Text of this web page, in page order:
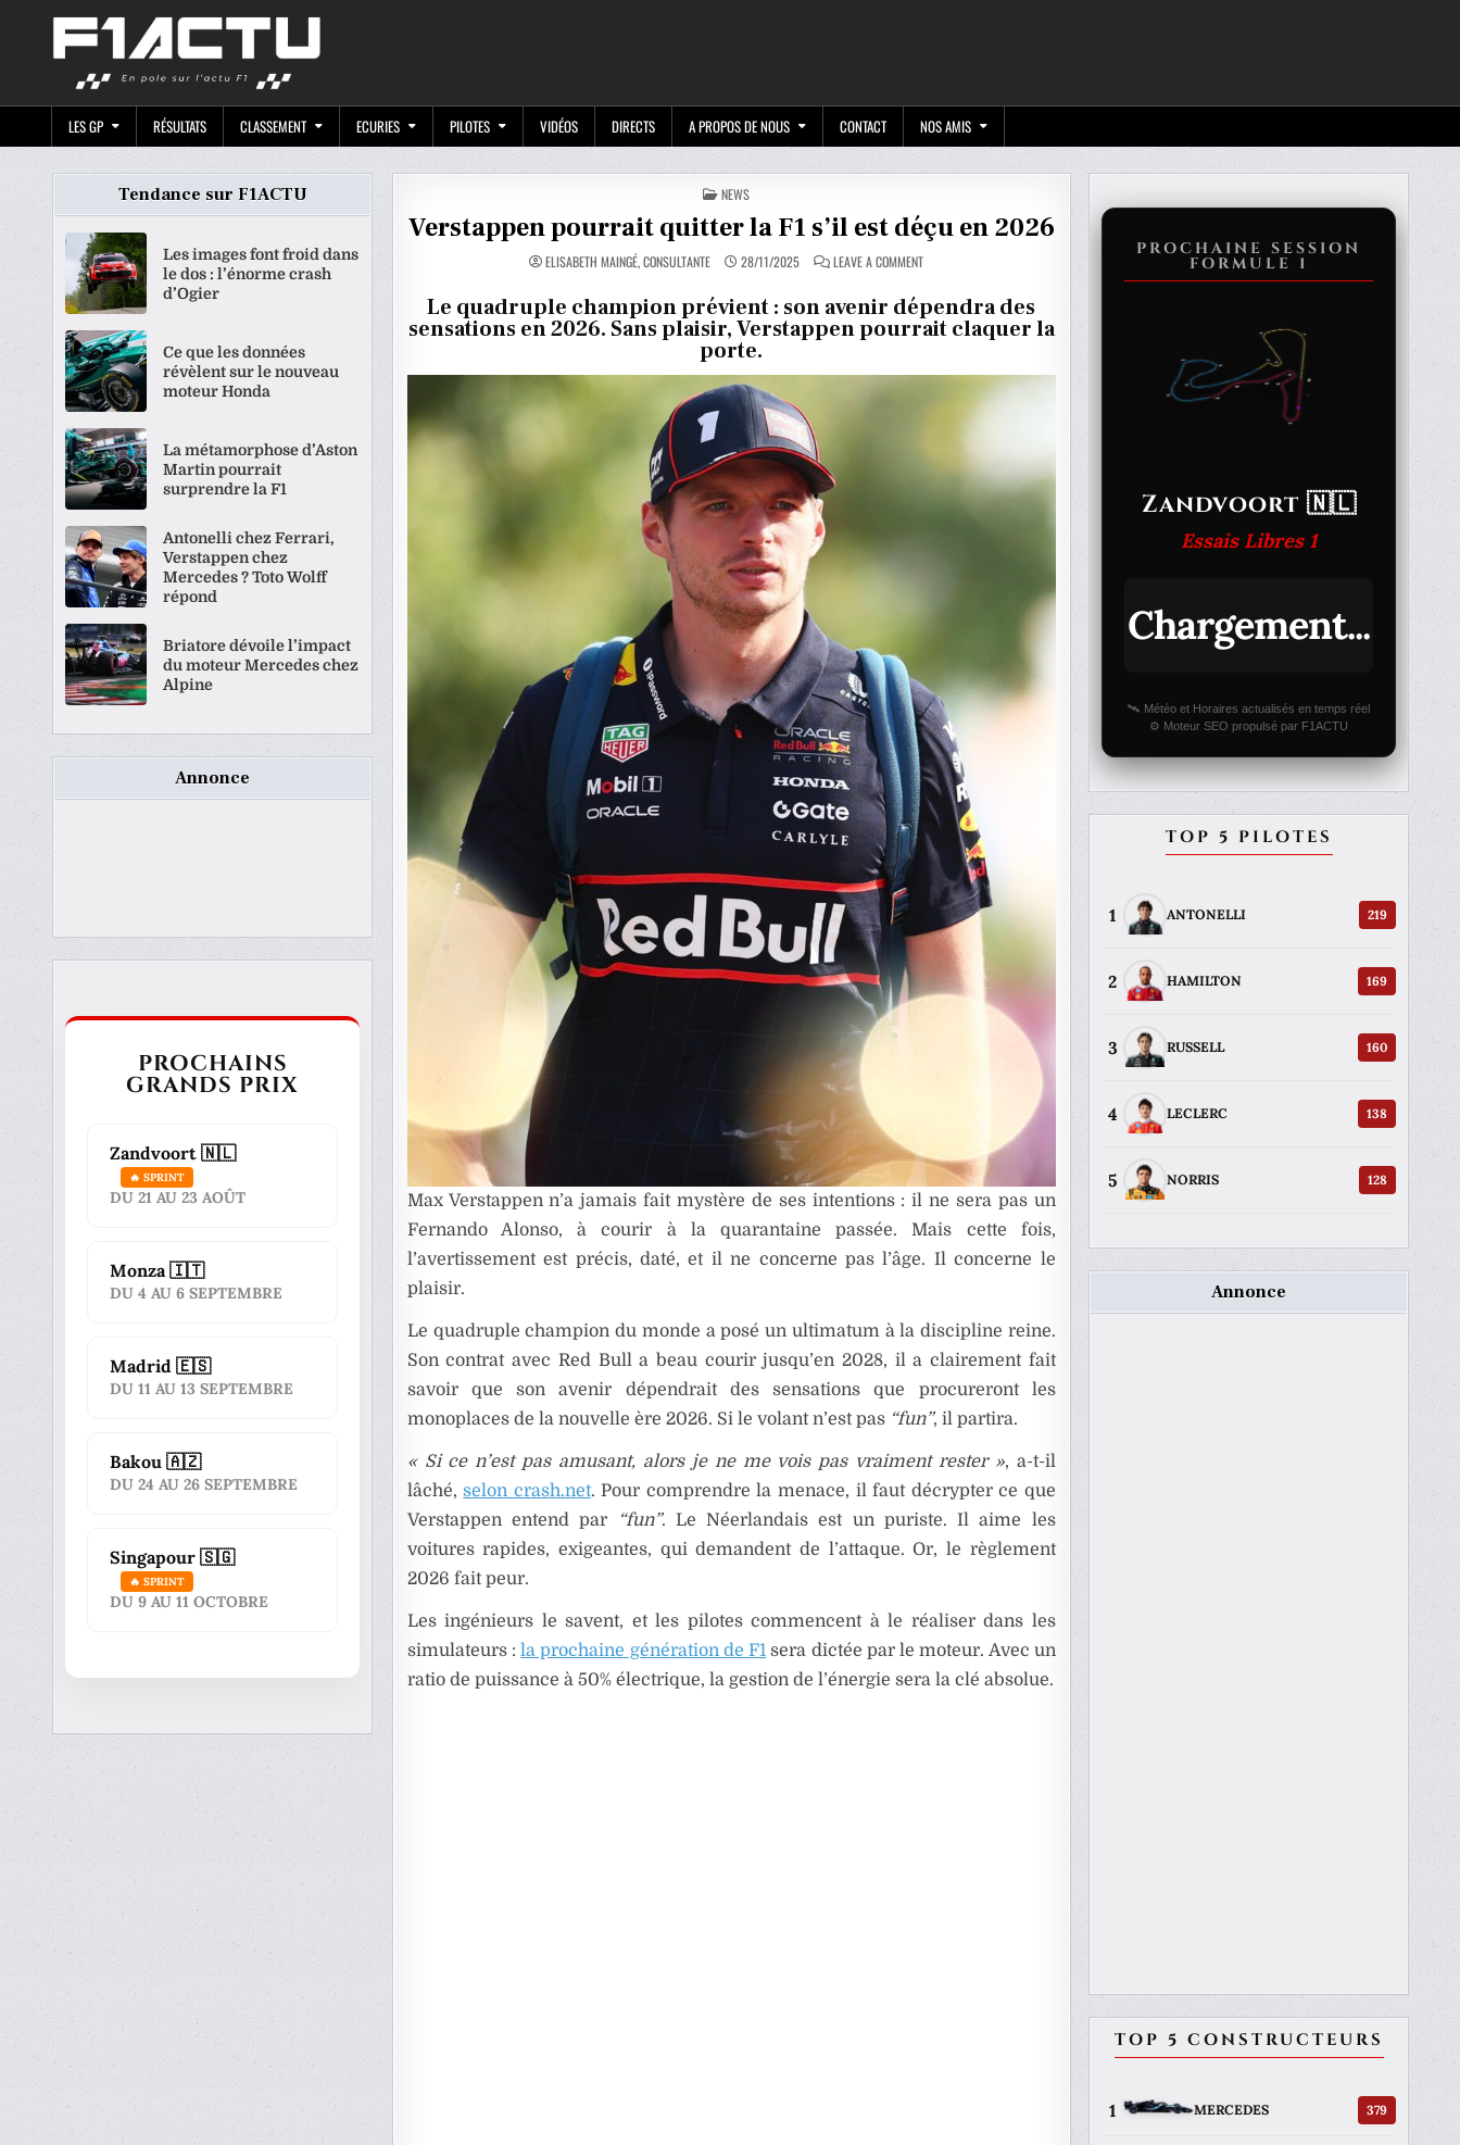
LES GP RÉSULTATS CLASSEMENT ECURIES PILOTES VIDÉOS DIRECTS A PROPOS DE NOUS CONTACT NOS AMIS
POSTED
IN
NEWS
Verstappen pourrait quitter la F1 s’il est déçu en 2026
ELISABETH MAINGÉ, CONSULTANTE 28/11/2025 LEAVE A COMMENTON
VERSTAPPEN
QUITTER
LA
F1
S’IL
EN
Le quadruple champion prévient : son avenir dépendra des
sensations en 2026. Sans plaisir, Verstappen pourrait claquer la
porte.
Max Verstappen n’a jamais fait mystère de ses intentions : il ne sera pas un
Fernando Alonso, à courir à la quarantaine passée. Mais cette fois,
l’avertissement est précis, daté, et il ne concerne pas l’âge. Il concerne le
plaisir.
Le quadruple champion du monde a posé un ultimatum à la discipline reine.
Son contrat avec Red Bull a beau courir jusqu’en 2028, il a clairement fait
savoir que son avenir dépendrait des sensations que procureront les
monoplaces de la nouvelle ère 2026. Si le volant n’est pas “fun”, il partira.
« Si ce n’est pas amusant, alors je ne me vois pas vraiment rester », a-t-il
lâché,selon crash.net. Pour comprendre la menace, il faut décrypter ce que
Verstappen entend par
“fun”. Le Néerlandais est un puriste. Il aime les
voitures rapides, exigeantes, qui demandent de l’attaque. Or, le règlement
2026 fait peur.
Les ingénieurs le savent, et les pilotes commencent à le réaliser dans les
simulateurs :la prochaine génération de F1 sera dictée par le moteur. Avec un
ratio de puissance à 50% électrique, la gestion de l’énergie sera la clé absolue.
Tendance sur F1ACTU
Les images font froid dans
le dos : l’énorme crash
d’Ogier
Ce que les données
révèlent sur le nouveau
moteur Honda
La métamorphose d’Aston
Martin pourrait
surprendre la F1
Antonelli chez Ferrari,
Verstappen chez
Mercedes ? Toto Wolff
répond
Briatore dévoile l’impact
du moteur Mercedes chez
Alpine
Annonce
PROCHAINS
GRANDS PRIX
Zandvoort 🇳🇱
🔥 SPRINT
DU 21 AU 23 AOÛT
Monza 🇮🇹
DU 4 AU 6 SEPTEMBRE
Madrid 🇪🇸
DU 11 AU 13 SEPTEMBRE
Bakou 🇦🇿
DU 24 AU 26 SEPTEMBRE
Singapour 🇸🇬
🔥 SPRINT
DU 9 AU 11 OCTOBRE
PROCHAINE SESSION
FORMULE 1
Zandvoort 🇳🇱
Essais Libres 1
Chargement...
🛰️ Météo et Horaires actualisés en temps réel
⚙️ Moteur SEO propulsé par F1ACTU
TOP 5 PILOTES
1 ANTONELLI 219
2 HAMILTON 169
3 RUSSELL 160
4 LECLERC 138
5 NORRIS 128
Annonce
TOP 5 CONSTRUCTEURS
1 MERCEDES 379